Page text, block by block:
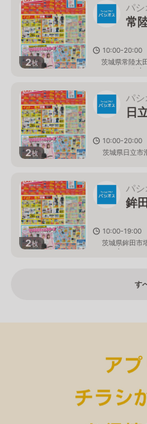
2枚
パシ
常
10:00-20:00
茨城県常陸太
ス フェスタ内
2枚
パシ
日
10:00-20:00
茨城県日立市
2枚
パシ
鉾
10:00-19:00
茨城県鉾田市
ロス内
す